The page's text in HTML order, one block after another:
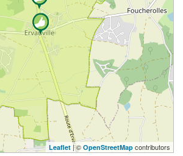
Leaflet | © OpenStreetMap contributors